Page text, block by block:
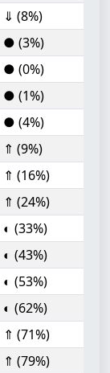
⇓ (8%)
● (3%)
● (0%)
● (1%)
● (4%)
⇑ (9%)
⇑ (16%)
⇑ (24%)
◐ (33%)
◐ (43%)
◐ (53%)
◐ (62%)
⇑ (71%)
⇑ (79%)